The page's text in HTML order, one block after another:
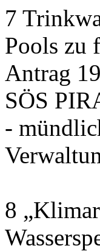
7
Pools zu
Antrag
SÖS
-
8